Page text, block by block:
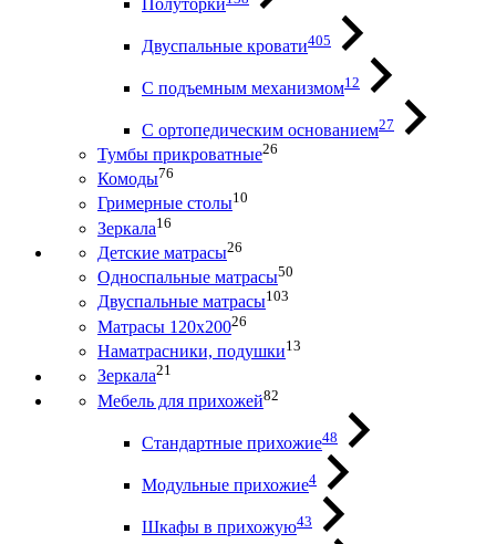
Двуспальные кровати405
С подъемным механизмом12
С ортопедическим основанием27
Тумбы прикроватные26
Комоды76
Гримерные столы10
Зеркала16
Детские матрасы26
Односпальные матрасы50
Двуспальные матрасы103
Матрасы 120х20026
Наматрасники, подушки13
Зеркала21
Мебель для прихожей82
Стандартные прихожие48
Модульные прихожие4
Шкафы в прихожую43